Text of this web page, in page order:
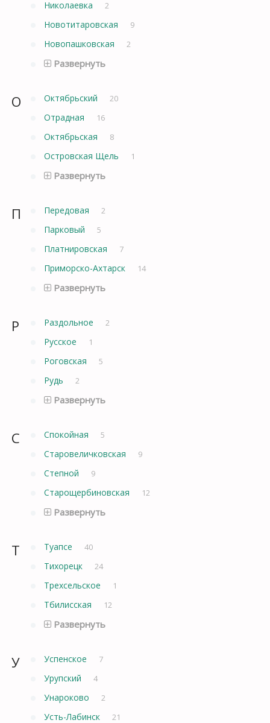
Николаевка 2
Новотитаровская 9
Новопашковская 2
Развернуть
О Октябрьский 20
Отрадная 16
Октябрьская 8
Островская Щель 1
Развернуть
П Передовая 2
Парковый 5
Платнировская 7
Приморско-Ахтарск 14
Развернуть
Р Раздольное 2
Русское 1
Роговская 5
Рудь 2
Развернуть
С Спокойная 5
Старовеличковская 9
Степной 9
Старощербиновская 12
Развернуть
Т Туапсе 40
Тихорецк 24
Трехсельское 1
Тбилисская 12
Развернуть
У Успенское 7
Урупский 4
Унароково 2
Усть-Лабинск 21